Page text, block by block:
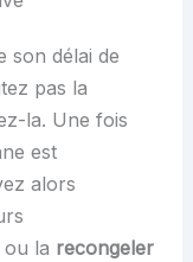
son délai de
pas la
la. Une fois
est
alors
la recongeler